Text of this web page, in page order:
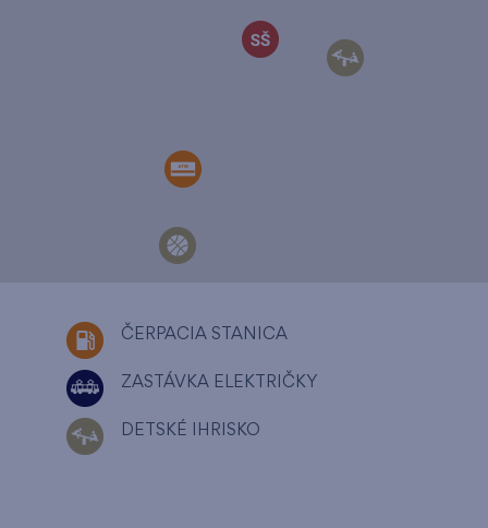
ČERPACIA STANICA
ZASTÁVKA ELEKTRIČKY
DETSKÉ IHRISKO